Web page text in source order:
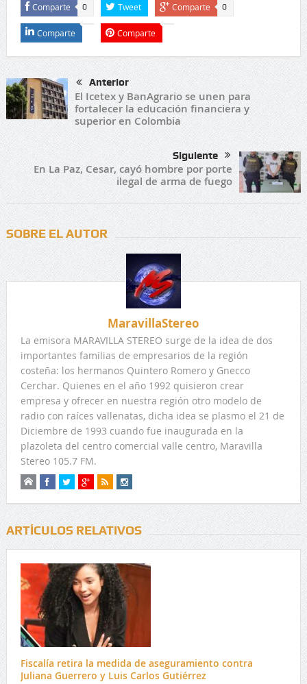
Comparte 0 Tweet Comparte 0
Comparte Comparte
Anterior
El Icetex y BanAgrario se unen para
fortalecer la educación financiera y
superior en Colombia
Siguiente
En La Paz, Cesar, cayó hombre por porte
ilegal de arma de fuego
SOBRE EL AUTOR
MaravillaStereo
La emisora MARAVILLA STEREO surge de la idea de dos
importantes familias de empresarios de la región
costeña: los hermanos Quintero Romero y Gnecco
Cerchar. Quienes en el año 1992 quisieron crear
empresa y ofrecer en nuestra región otro modelo de
radio con raíces vallenatas, dicha idea se plasmo el 21 de
Diciembre de 1993 cuando fue inaugurada en la
plazoleta del centro comercial valle centro, Maravilla
Stereo 105.7 FM.
ARTÍCULOS RELATIVOS
Fiscalía retira la medida de aseguramiento contra
Juliana Guerrero y Luis Carlos Gutiérrez